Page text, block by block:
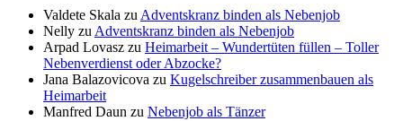
Valdete Skala zu Adventskranz binden als Nebenjob
Nelly zu Adventskranz binden als Nebenjob
Arpad Lovasz zu Heimarbeit – Wundertüten füllen – Toller
Nebenverdienst oder Abzocke?
Jana Balazovicova zu Kugelschreiber zusammenbauen als
Heimarbeit
Manfred Daun zu Nebenjob als Tänzer